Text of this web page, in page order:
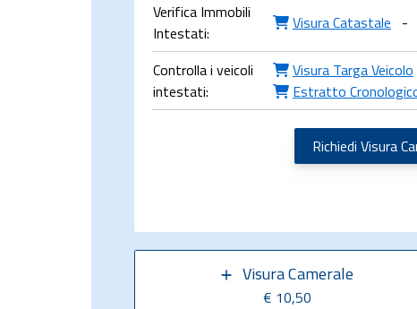
Verifica Immobili
Intestati:
Visura Catastale -
Controlla i veicoli
intestati:
Visura Targa Veicolo
Estratto
Richiedi Visura
Visura Camerale
€ 10,50